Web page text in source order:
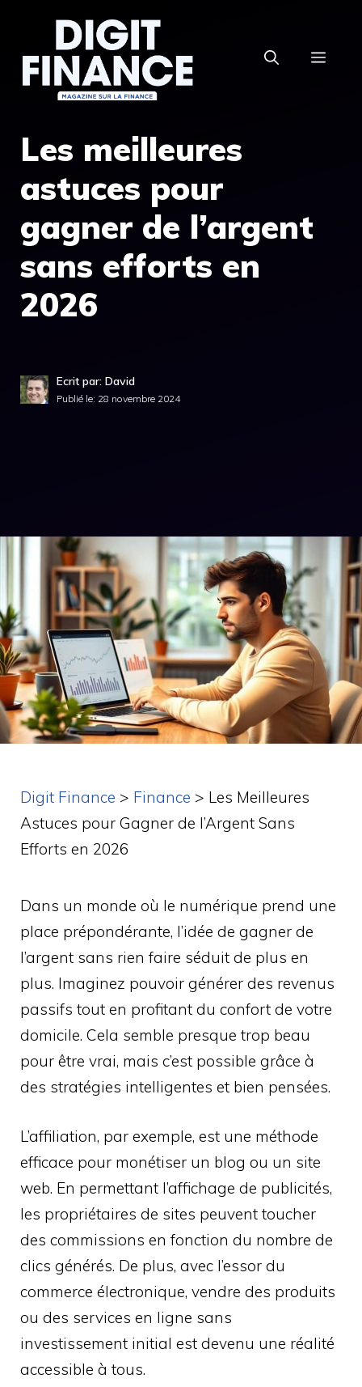
contenu
Les meilleures
astuces pour
gagner de l’argent
sans efforts en
2026
Ecrit par: David
Publié le: 28 novembre 2024
Digit Finance > Finance > Les Meilleures
Astuces pour Gagner de l’Argent Sans
Efforts en 2026
Dans un monde où le numérique prend une
place prépondérante, l’idée de gagner de
l’argent sans rien faire séduit de plus en
plus. Imaginez pouvoir générer des revenus
passifs tout en profitant du confort de votre
domicile. Cela semble presque trop beau
pour être vrai, mais c’est possible grâce à
des stratégies intelligentes et bien pensées.
L’affiliation, par exemple, est une méthode
efficace pour monétiser un blog ou un site
web. En permettant l’affichage de publicités,
les propriétaires de sites peuvent toucher
des commissions en fonction du nombre de
clics générés. De plus, avec l’essor du
commerce électronique, vendre des produits
ou des services en ligne sans
investissement initial est devenu une réalité
accessible à tous.